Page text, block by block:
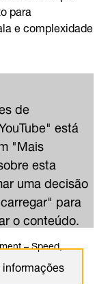
para
e complexidade
de
está
"Mais
esta
uma decisão
para
o conteúdo.
– Speed,